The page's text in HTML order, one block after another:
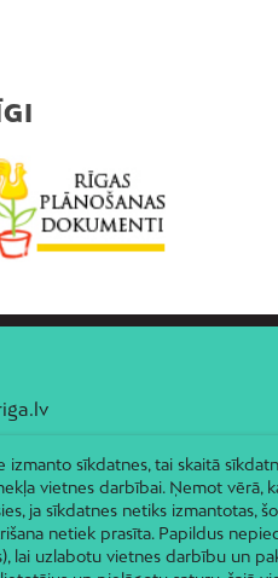
izmanto sīkdatnes, tai skaitā
vietnes darbībai. Ņemot vērā,
ja sīkdatnes netiks izmantotas,
netiek prasīta. Papildus
lai uzlabotu vietnes darbību un